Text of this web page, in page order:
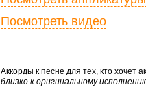
Посмотреть видео
Аккорды к песне для тех, кто хочет
близко к оригинальному